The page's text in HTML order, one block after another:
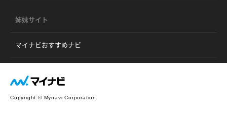
姉妹サイト
マイナビおすすめナビ
Copyright © Mynavi Corporation